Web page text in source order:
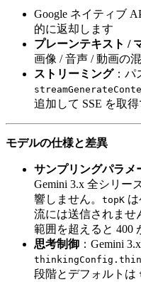
Google ネイティブ
的に返却します
プレーンテキスト /
画像 / 音声 / 動画の
ストリーミング：パ
追加して SSE を取得
モデルの仕様と差異
サンプリングパラメ
Gemini 3.x 全シリー
響しません。 topK
流には送信されませ
範囲を超えると 400
思考制御 ：Gemini
段階とデフォルトは